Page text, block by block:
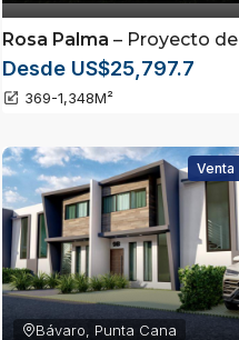
Rosa Palma – Proyecto de lotes ubicados en Bávaro, Punta
Desde US$25,797.7
369-1,348M²
Venta
Bávaro, Punta Cana